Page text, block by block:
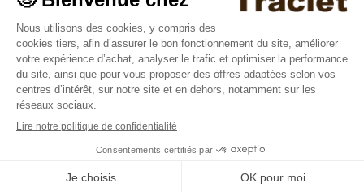
Produits
Nos marques